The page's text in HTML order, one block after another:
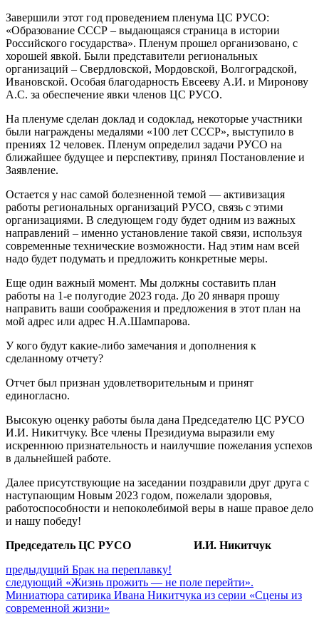
Завершили этот год проведением пленума ЦС РУСО:
«Образование СССР – выдающаяся страница в истории
Российского государства». Пленум прошел организовано, с
хорошей явкой. Были представители региональных
организаций – Свердловской, Мордовской, Волгоградской,
Ивановской. Особая благодарность Евсееву А.И. и Миронову
А.С. за обеспечение явки членов ЦС РУСО.
На пленуме сделан доклад и содоклад, некоторые участники
были награждены медалями «100 лет СССР», выступило в
прениях 12 человек. Пленум определил задачи РУСО на
ближайшее будущее и перспективу, принял Постановление и
Заявление.
Остается у нас самой болезненной темой — активизация
работы региональных организаций РУСО, связь с этими
организациями. В следующем году будет одним из важных
направлений – именно установление такой связи, используя
современные технические возможности. Над этим нам всей
надо будет подумать и предложить конкретные меры.
Еще один важный момент. Мы должны составить план
работы на 1-е полугодие 2023 года. До 20 января прошу
направить ваши соображения и предложения в этот план на
мой адрес или адрес Н.А.Шампарова.
У кого будут какие-либо замечания и дополнения к
сделанному отчету?
Отчет был признан удовлетворительным и принят
единогласно.
Высокую оценку работы была дана Председателю ЦС РУСО
И.И. Никитчуку. Все члены Президиума выразили ему
искреннюю признательность и наилучшие пожелания успехов
в дальнейшей работе.
Далее присутствующие на заседании поздравили друг друга с
наступающим Новым 2023 годом, пожелали здоровья,
работоспособности и непоколебимой веры в наше правое дело
и нашу победу!
Председатель ЦС РУСО И.И. Никитчук
Навигация
по
записям
предыдущий Предыдущий
пост:
Брак на переплавку!
следующий Следующее
сообщение:
«Жизнь прожить — не поле перейти».
Миниатюра сатирика Ивана Никитчука из серии «Сцены из
современной жизни»